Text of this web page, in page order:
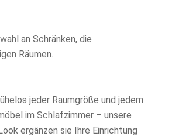
an Schränken, die
Räumen.
jeder Raumgröße und jedem
im Schlafzimmer – unsere
ergänzen sie Ihre Einrichtung